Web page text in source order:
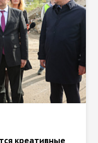
креативные